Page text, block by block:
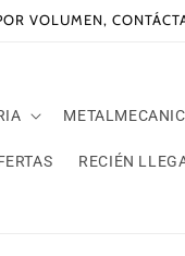
VOLUMEN,
RECIÉN